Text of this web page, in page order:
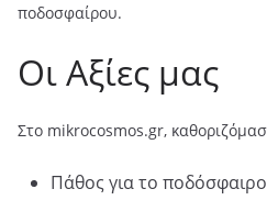
ποδοσφαίρου.
Οι Αξίες μας
Στο mikrocosmos.gr,
Πάθος για το ποδόσφαιρο